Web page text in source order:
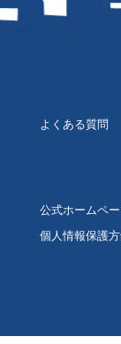
よくある質問
公式ホームペ
個人情報保護